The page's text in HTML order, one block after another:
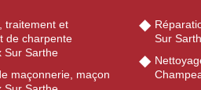
traitement et
de charpente
Sur Sarthe
maçonnerie, maçon
Sur